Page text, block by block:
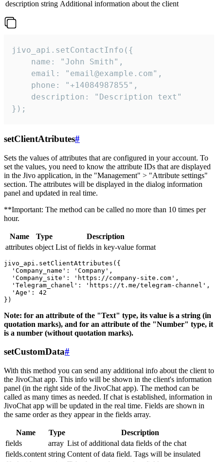
description string Additional information about the client
jivo_api.setContactInfo({
    name: "John Smith",
    email: "email@example.com",
    phone: "+14084987855",
    description: "Description text"
});
setClientAtributes#
Sets the values ​​of attributes that are configured in your account. To
set the values, you need to know the attribute IDs that are displayed
in the Jivo application, in the "Management" > "Attribute settings"
section. The attributes will be displayed in the dialog information
panel and updated in real time.
**Important: The method can be called no more than 10 times per
hour.
Name Type
Description
attributes object List of fields in key-value format
jivo_api.setClientAttributes({
  'Company_name': 'Company',
  'Company_site': 'https://company-site.com',
  'Telegram_chanel': 'https://t.me/telegram-channel',
  'Age': 42
Note: for an attribute of the "Text" type, its value is a string (in
quotation marks), and for an attribute of the "Number" type, it
is a number (without quotation marks).
setCustomData#
With this method you can send any additional info about the client to
the JivoChat app. This info will be shown in the client's information
panel (in the right side of the JivoChat app). The method can be
called as many times as needed. If chat is established, information in
JivoChat app will be updated in the real time. Fields are shown in
the same order as they appear in the fields array.
Name Type
Description
fields
array List of additional data fields of the chat
fields.content string Content of data field. Tags will be insulated